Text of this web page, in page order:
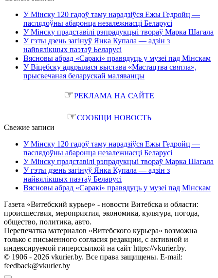
У Мінску 120 гадоў таму нарадзіўся Ежы Гедройц —
паслядоўны абаронца незалежнасці Беларусі
У Мінску прадставілі рэпрадукцыі твораў Марка Шагала
У гэты дзень загінуў Янка Купала — адзін з
найвялікшых паэтаў Беларусі
Вясновы абрад «Саракі» правядуць у музеі пад Мінскам
У Віцебску адкрылася выстава «Мастацтва святла»,
прысвечаная беларускай маляванцы
☞РЕКЛАМА НА САЙТЕ
☞СООБЩИ НОВОСТЬ
Свежие записи
У Мінску 120 гадоў таму нарадзіўся Ежы Гедройц —
паслядоўны абаронца незалежнасці Беларусі
У Мінску прадставілі рэпрадукцыі твораў Марка Шагала
У гэты дзень загінуў Янка Купала — адзін з
найвялікшых паэтаў Беларусі
Вясновы абрад «Саракі» правядуць у музеі пад Мінскам
Газета «Витебский курьер» - новости Витебска и области:
происшествия, мероприятия, экономика, культура, погода,
общество, политика, авто.
Перепечатка материалов «Витебского курьера» возможна
только с письменного согласия редакции, с активной и
индексируемой гиперссылкой на сайт https://vkurier.by.
© 1906 - 2026 vkurier.by. Все права защищены. E-mail:
feedback@vkurier.by